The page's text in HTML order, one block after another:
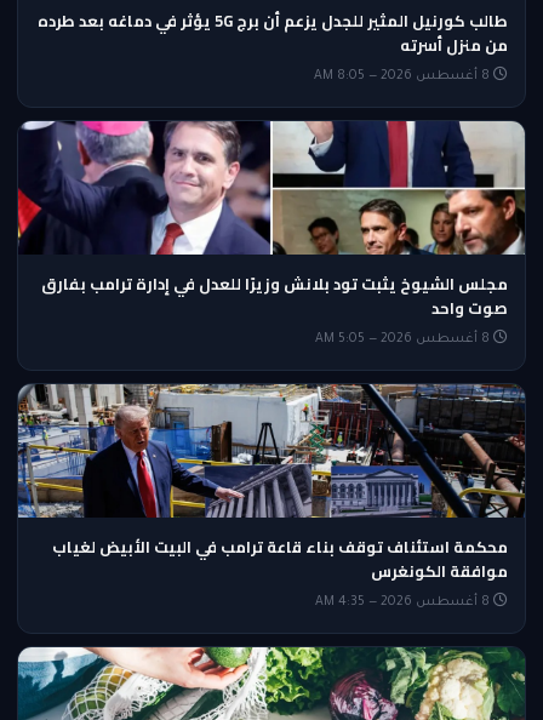
طالب كورنيل المثير للجدل يزعم أن برج 5G يؤثر في دماغه بعد طرده
من منزل أسرته
مجلس الشيوخ يثبت تود بلانش وزيرًا للعدل في إدارة ترامب بفارق
صوت واحد
محكمة استئناف توقف بناء قاعة ترامب في البيت الأبيض لغياب
موافقة الكونغرس